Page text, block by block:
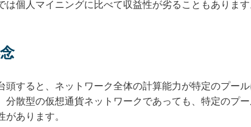
個人マイニングに比べて収益性が劣ることもあります
頭すると、ネットワーク全体の計算能力が特定のプー
分散型の仮想通貨ネットワークであっても、特定のプ
あります。